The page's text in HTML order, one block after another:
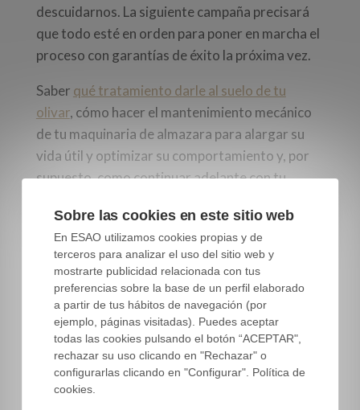
descuidarnos. La siguiente campaña precisará
que todo esté en orden para poner en marcha el
proceso con garantías de éxito la próxima vez.
Saber qué tratamiento darle al suelo de tu
olivar, cómo hacer el mantenimiento mecánico
de tu maquinaria de almazara para alargar su
vida útil y optimizar su comportamiento y, por
supuesto, como continuar adelante con tu
olivar, de la almazara o de la comercialización
del AOVE, son las pautas que garantizarán que
cada año conozcas mejor tu almazara y
consigas hacer un aceite de oliva a la altura de
tus expectativas y de las de tus clientes.
Para obtener el extraordinario AOVE que tienes
previsto conseguirno hay atajos ni trucos
deberás estar preparado para hacer frente a
Sobre las cookies en este sitio web
En ESAO utilizamos cookies propias y de
terceros para analizar el uso del sitio web y
mostrarte publicidad relacionada con tus
preferencias sobre la base de un perfil elaborado
a partir de tus hábitos de navegación (por
ejemplo, páginas visitadas). Puedes aceptar
todas las cookies pulsando el botón “ACEPTAR",
rechazar su uso clicando en "Rechazar" o
configurarlas clicando en "Configurar". Política de
cookies.